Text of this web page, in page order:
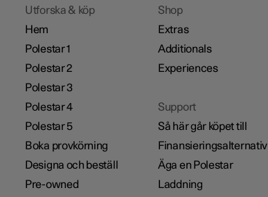
Utforska & köp
Hem
Polestar 1
Polestar 2
Polestar 3
Polestar 4
Polestar 5
Boka provkörning
Designa och beställ
Pre-owned
Shop
Extras
Additionals
Experiences
Support
Så här går köpet till
Finansieringsalternativ
Äga en Polestar
Laddning